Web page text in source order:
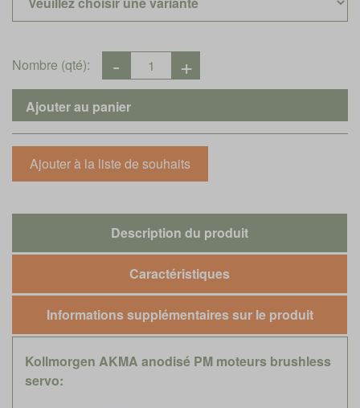
Nombre (qté):
Description du produit
Caractéristiques
Informations supplémentaires sur le produit
Kollmorgen AKMA anodisé PM moteurs brushless
servo: